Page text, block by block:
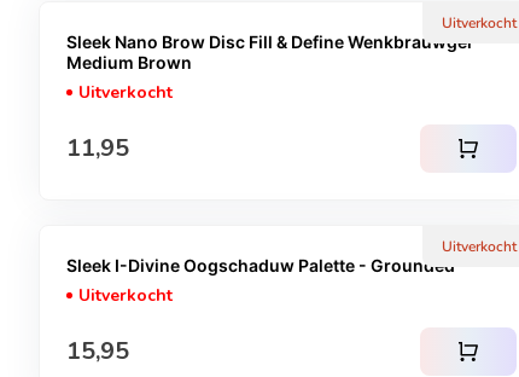
Uitverkocht
Sleek Nano Brow Disc Fill & Define Wenkbrauwgel -
Medium Brown
Uitverkocht
Normale prijs
11,95 shopping_cart
Uitverkocht
Sleek I-Divine Oogschaduw Palette - Grounded
Uitverkocht
Normale prijs
15,95 shopping_cart